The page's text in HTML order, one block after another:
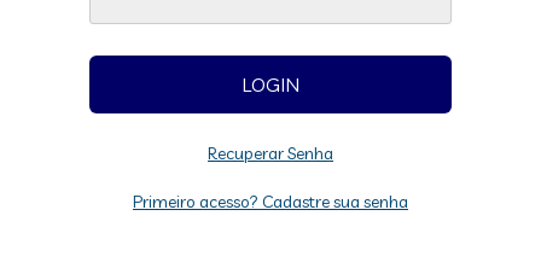
Recuperar Senha
Primeiro acesso? Cadastre sua senha